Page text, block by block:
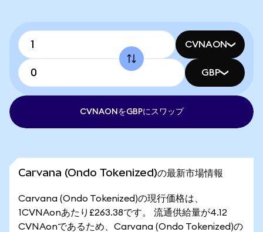
CVNAON
GBP
CVNAONをGBPにスワップ
Carvana (Ondo Tokenized)の最新市場情報
Carvana (Ondo Tokenized)の現行価格は、
1CVNAonあたり£263.38です。 流通供給量が4.12
CVNAonであるため、Carvana (Ondo Tokenized)の